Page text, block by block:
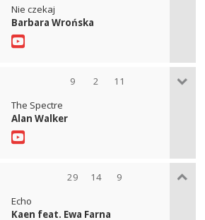
Nie czekaj
Barbara Wrońska
9 2 11
The Spectre
Alan Walker
29 14 9
Echo
Kaen feat. Ewa Farna